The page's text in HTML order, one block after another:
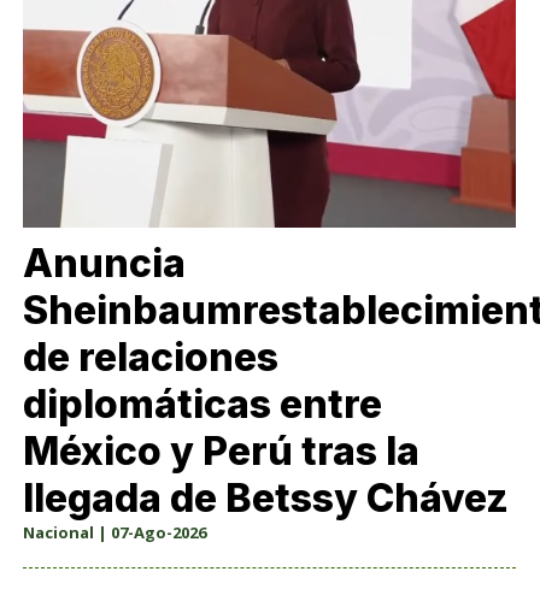
Anuncia
de relaciones
diplomáticas entre
México y Perú tras la
llegada de Betssy Chávez
Nacional | 07-Ago-2026